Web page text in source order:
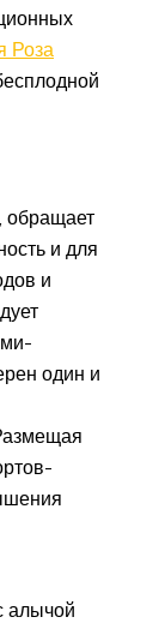
Роза
обращает
и для
и
один и
алычой